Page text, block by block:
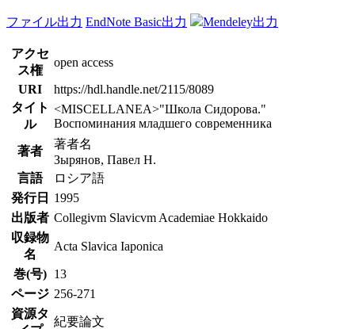
ファイル出力 EndNote Basic出力 Mendeley出力
アクセ
ス権
open access
URI
https://hdl.handle.net/2115/8089
タイト
ル
<MISCELLANEA>"Школа Сидорова."
Воспоминания младшего современника
著者
著者名
Зырянов, Павел Н.
言語
ロシア語
発行日
1995
出版者 Collegivm Slavicvm Academiae Hokkaido
収録物
名
Acta Slavica Iaponica
巻(号)
13
ページ 256-271
資源タ
紀要論文